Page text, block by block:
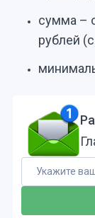
сумма –
рублей